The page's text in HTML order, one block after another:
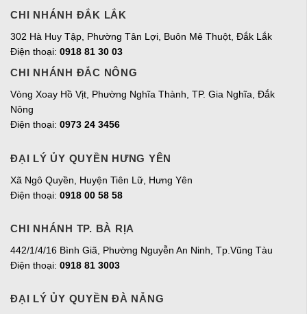
CHI NHÁNH ĐẮK LẮK
302 Hà Huy Tập, Phường Tân Lợi, Buôn Mê Thuột, Đắk Lắk
Điện thoại: 0918 81 30 03
CHI NHÁNH ĐẮC NÔNG
Vòng Xoay Hồ Vịt, Phường Nghĩa Thành, TP. Gia Nghĩa, Đắk
Nông
Điện thoại: 0973 24 3456
ĐẠI LÝ ỦY QUYỀN HƯNG YÊN
Xã Ngô Quyền, Huyện Tiên Lữ, Hưng Yên
Điện thoại: 0918 00 58 58
CHI NHÁNH TP. BÀ RỊA
442/1/4/16 Bình Giã, Phường Nguyễn An Ninh, Tp.Vũng Tàu
Điện thoại: 0918 81 3003
ĐẠI LÝ ỦY QUYỀN ĐÀ NẴNG